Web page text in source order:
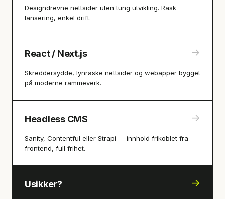
Designdrevne nettsider uten tung utvikling. Rask
lansering, enkel drift.
React / Next.js →
Skreddersydde, lynraske nettsider og webapper bygget
på moderne rammeverk.
Headless CMS →
Sanity, Contentful eller Strapi — innhold frikoblet fra
frontend, full frihet.
Usikker? →